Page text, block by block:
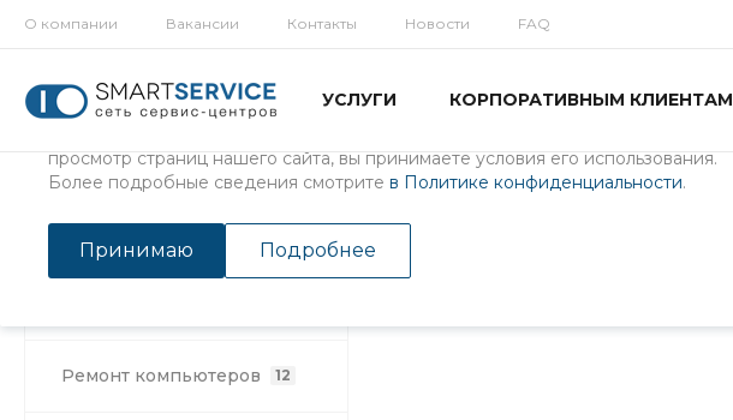
Мы используем файлы cookie, разработанные нашими специалистами и
просмотр страниц нашего сайта, вы принимаете условия его использования.
Более подробные сведения смотрите в Политике конфиденциальности.
Принимаю Подробнее
О компании Вакансии Контакты Новости FAQ
УСЛУГИ КОРПОРАТИВНЫМ КЛИЕНТАМ
Ремонт компьютеров 12
Раздел не найден.